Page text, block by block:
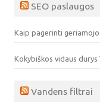
SEO paslaugos
Kaip pagerinti
Kokybiškos vidaus durys
Vandens filtrai